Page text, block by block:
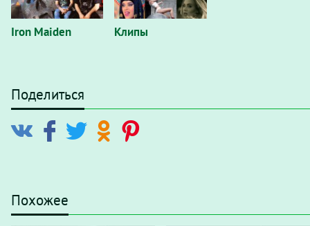
Iron Maiden Клипы
Поделиться
Похожее